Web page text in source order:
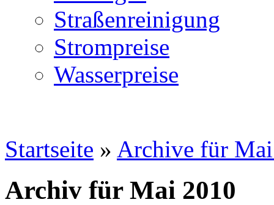
Straßenreinigung
Strompreise
Wasserpreise
Startseite » Archive für
Archiv für Mai 2010